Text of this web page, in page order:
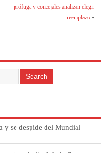
prófuga y concejales analizan elegir
reemplazo»
y se despide del Mundial